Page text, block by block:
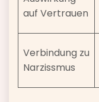
auf Vertrauen
Verbindung zu
Narzissmus